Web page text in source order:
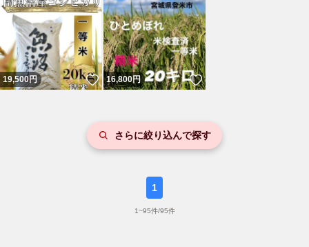
19,500円 いいね！
16,800円 いいね！
さらに絞り込んで探す
1
1~95件/95件